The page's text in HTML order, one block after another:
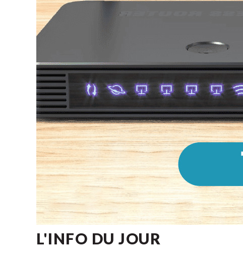
L'INFO DU JOUR